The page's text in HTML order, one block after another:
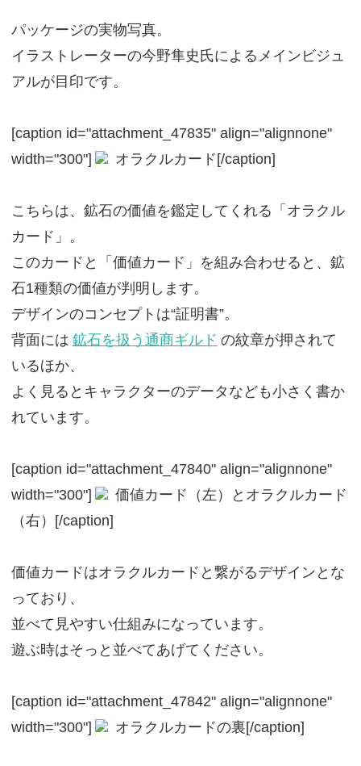
パッケージの実物写真。
イラストレーターの今野隼史氏によるメインビジュ
アルが目印です。
[caption id="attachment_47835" align="alignnone"
width="300"]
オラクルカード[/caption]
こちらは、鉱石の価値を鑑定してくれる「オラクル
カード」。
このカードと「価値カード」を組み合わせると、鉱
石1種類の価値が判明します。
デザインのコンセプトは“証明書”。
背面には 鉱石を扱う通商ギルド の紋章が押されて
いるほか、
よく見るとキャラクターのデータなども小さく書か
れています。
[caption id="attachment_47840" align="alignnone"
width="300"]
価値カード（左）とオラクルカード
（右）[/caption]
価値カードはオラクルカードと繋がるデザインとな
っており、
並べて見やすい仕組みになっています。
遊ぶ時はそっと並べてあげてください。
[caption id="attachment_47842" align="alignnone"
width="300"]
オラクルカードの裏[/caption]